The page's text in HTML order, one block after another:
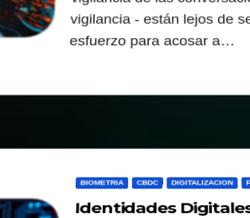
vigilancia - están lejos de
esfuerzo para acosar a…
BIOMETRIA CBDC DIGITALIZACION
Identidades